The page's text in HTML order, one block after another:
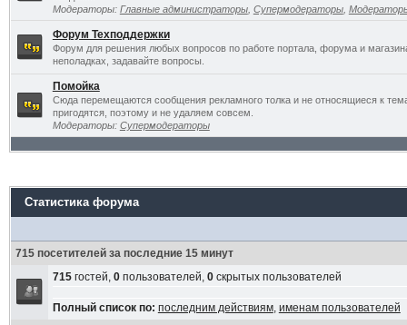
Модераторы: Главные администраторы, Супермодераторы,
Форум Техподдержки
Форум для решения любых вопросов по работе портала, форума и
неполадках, задавайте вопросы.
Помойка
Сюда перемещаются сообщения рекламного толка и не относящиеся к
пригодятся, поэтому и не удаляем совсем.
Модераторы: Супермодераторы
Статистика форума
715 посетителей за последние 15 минут
715гостей, 0пользователей, 0скрытых пользователей
Полный список по: последним действиям, именам пользователей